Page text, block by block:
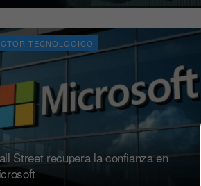
TECNOLOGICO
Street recupera la confianza en